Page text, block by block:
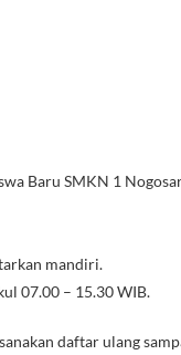
Baru SMKN 1
mandiri.
07.00 – 15.30 WIB.
daftar ulang